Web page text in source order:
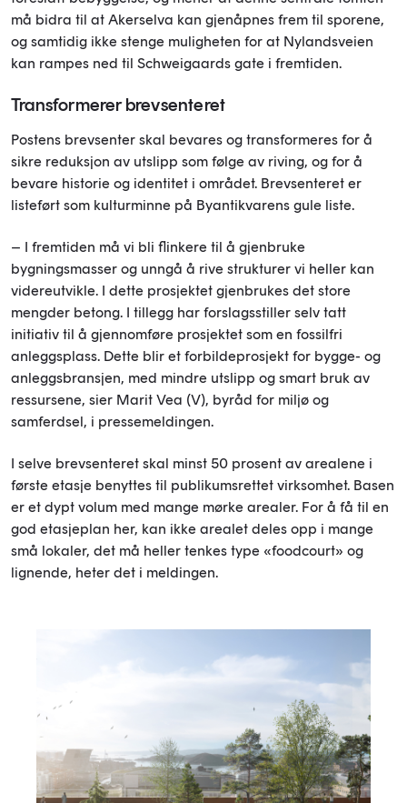
må bidra til at Akerselva kan gjenåpnes frem til sporene,
og samtidig ikke stenge muligheten for at Nylandsveien
kan rampes ned til Schweigaards gate i fremtiden.
Transformerer brevsenteret
Postens brevsenter skal bevares og transformeres for å
sikre reduksjon av utslipp som følge av riving, og for å
bevare historie og identitet i området. Brevsenteret er
listeført som kulturminne på Byantikvarens gule liste.
– I fremtiden må vi bli flinkere til å gjenbruke
bygningsmasser og unngå å rive strukturer vi heller kan
videreutvikle. I dette prosjektet gjenbrukes det store
mengder betong. I tillegg har forslagsstiller selv tatt
initiativ til å gjennomføre prosjektet som en fossilfri
anleggsplass. Dette blir et forbildeprosjekt for bygge- og
anleggsbransjen, med mindre utslipp og smart bruk av
ressursene, sier Marit Vea (V), byråd for miljø og
samferdsel, i pressemeldingen.
I selve brevsenteret skal minst 50 prosent av arealene i
første etasje benyttes til publikumsrettet virksomhet. Basen
er et dypt volum med mange mørke arealer. For å få til en
god etasjeplan her, kan ikke arealet deles opp i mange
små lokaler, det må heller tenkes type «foodcourt» og
lignende, heter det i meldingen.